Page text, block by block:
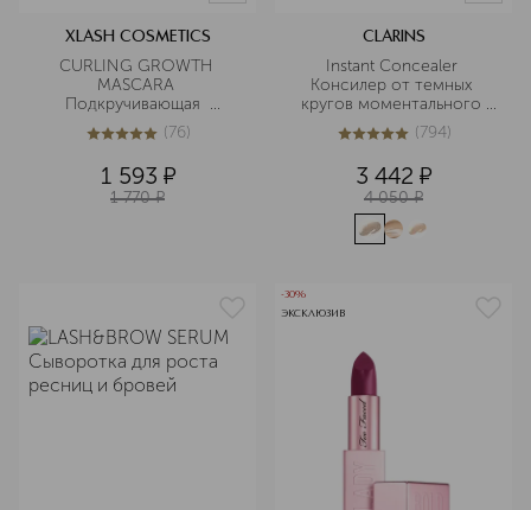
XLASH COSMETICS
CURLING GROWTH
MASCARA
Подкручивающая
термотушь с сывороткой
для роста ресниц
4.9из576 (76)
1 593 ¤
1 770 ¤
CLARINS
Instant Concealer
Консилер от темных
кругов моментального
действия SPF15
5из 5794 (794)
3 442 ¤
4 050 ¤
-30%
ЭКСКЛЮЗИВ